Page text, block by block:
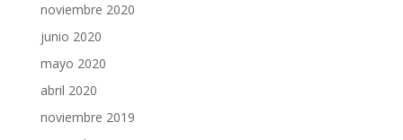
noviembre 2020
junio 2020
mayo 2020
abril 2020
noviembre 2019